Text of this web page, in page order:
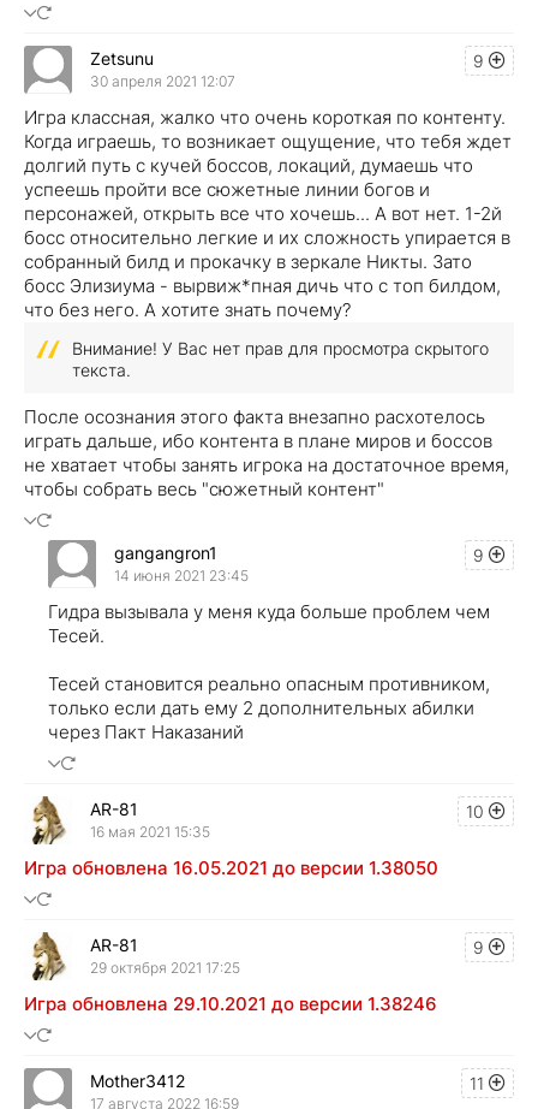
9
Zetsunu
30 апреля 2021 12:07
Игра классная, жалко что очень короткая по контенту.
Когда играешь, то возникает ощущение, что тебя ждет
долгий путь с кучей боссов, локаций, думаешь что
успеешь пройти все сюжетные линии богов и
персонажей, открыть все что хочешь... А вот нет. 1-2й
босс относительно легкие и их сложность упирается в
собранный билд и прокачку в зеркале Никты. Зато
босс Элизиума - вырвиж*пная дичь что с топ билдом,
что без него. А хотите знать почему?
Внимание! У Вас нет прав для просмотра скрытого
текста.
После осознания этого факта внезапно расхотелось
играть дальше, ибо контента в плане миров и боссов
не хватает чтобы занять игрока на достаточное время,
чтобы собрать весь "сюжетный контент"
9
gangangron1
14 июня 2021 23:45
Гидра вызывала у меня куда больше проблем чем
Тесей.
Тесей становится реально опасным противником,
только если дать ему 2 дополнительных абилки
через Пакт Наказаний
10
AR-81
16 мая 2021 15:35
Игра обновлена 16.05.2021 до версии 1.38050
9
AR-81
29 октября 2021 17:25
Игра обновлена 29.10.2021 до версии 1.38246
11
Mother3412
17 августа 2022 16:59